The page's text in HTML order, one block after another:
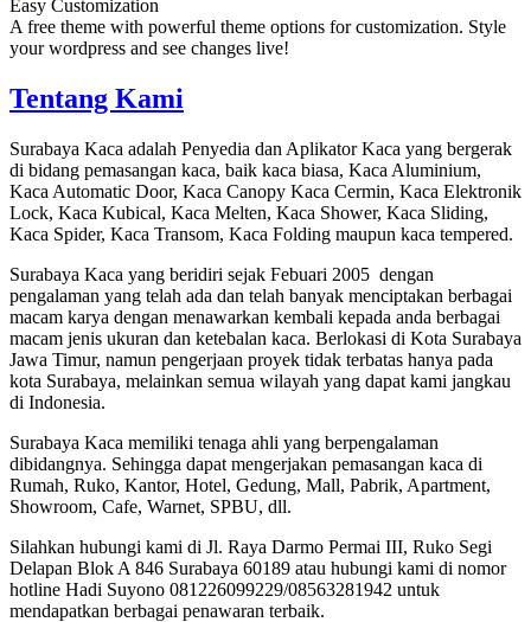
Easy Customization
A free theme with powerful theme options for customization. Style
your wordpress and see changes live!
Tentang Kami
Surabaya Kaca adalah Penyedia dan Aplikator Kaca yang bergerak
di bidang pemasangan kaca, baik kaca biasa, Kaca Aluminium,
Kaca Automatic Door, Kaca Canopy Kaca Cermin, Kaca Elektronik
Lock, Kaca Kubical, Kaca Melten, Kaca Shower, Kaca Sliding,
Kaca Spider, Kaca Transom, Kaca Folding maupun kaca tempered.
Surabaya Kaca yang beridiri sejak Febuari 2005 dengan
pengalaman yang telah ada dan telah banyak menciptakan berbagai
macam karya dengan menawarkan kembali kepada anda berbagai
macam jenis ukuran dan ketebalan kaca. Berlokasi di Kota Surabaya
Jawa Timur, namun pengerjaan proyek tidak terbatas hanya pada
kota Surabaya, melainkan semua wilayah yang dapat kami jangkau
di Indonesia.
Surabaya Kaca memiliki tenaga ahli yang berpengalaman
dibidangnya. Sehingga dapat mengerjakan pemasangan kaca di
Rumah, Ruko, Kantor, Hotel, Gedung, Mall, Pabrik, Apartment,
Showroom, Cafe, Warnet, SPBU, dll.
Silahkan hubungi kami di Jl. Raya Darmo Permai III, Ruko Segi
Delapan Blok A 846 Surabaya 60189 atau hubungi kami di nomor
hotline Hadi Suyono 081226099229/08563281942 untuk
mendapatkan berbagai penawaran terbaik.